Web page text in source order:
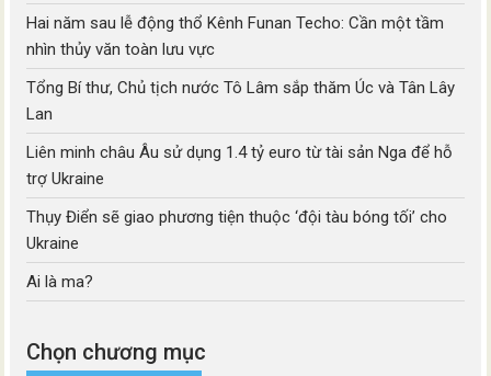
Hai năm sau lễ động thổ Kênh Funan Techo: Cần một tầm
nhìn thủy văn toàn lưu vực
Tổng Bí thư, Chủ tịch nước Tô Lâm sắp thăm Úc và Tân Lây
Lan
Liên minh châu Âu sử dụng 1.4 tỷ euro từ tài sản Nga để hỗ
trợ Ukraine
Thụy Điển sẽ giao phương tiện thuộc ‘đội tàu bóng tối’ cho
Ukraine
Ai là ma?
Chọn chương mục